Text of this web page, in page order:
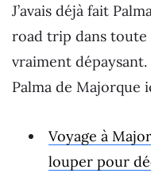
J’avais déjà fait
road trip dans toute
vraiment
Palma de Majorque
Voyage à
louper pour